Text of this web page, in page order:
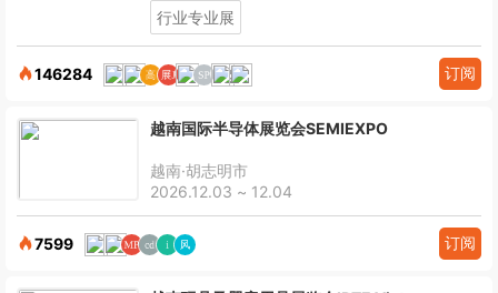
行业专业展
146284 订阅
越南国际半导体展览会SEMIEXPO
越南·胡志明市
2026.12.03 ~ 12.04
7599 订阅